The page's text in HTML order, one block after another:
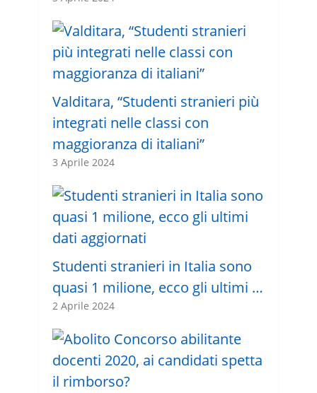
Valditara, “Studenti stranieri più
integrati nelle classi con
maggioranza di italiani”
3 Aprile 2024
Studenti stranieri in Italia sono
quasi 1 milione, ecco gli ultimi …
2 Aprile 2024